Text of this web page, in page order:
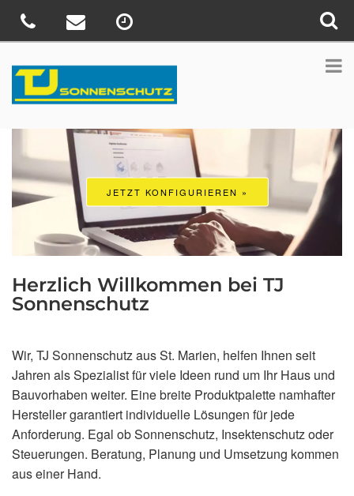
JETZT KONFIGURIEREN »
Herzlich Willkommen bei TJ
Sonnenschutz
Wir, TJ Sonnenschutzaus St. Marien, helfen Ihnen seit
Jahren als Spezialist für viele Ideen rund um Ihr Haus und
Bauvorhaben weiter. Eine breite Produktpalette namhafter
Hersteller garantiert individuelle Lösungen für jede
Anforderung. Egal ob Sonnenschutz, Insektenschutz oder
Steuerungen. Beratung, Planung und Umsetzung kommen
aus einer Hand.